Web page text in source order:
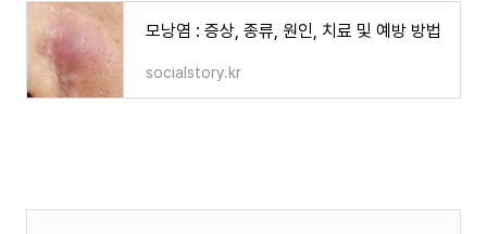
모낭염 : 증상, 종류, 원인, 치료 및 예방 방법
socialstory.kr